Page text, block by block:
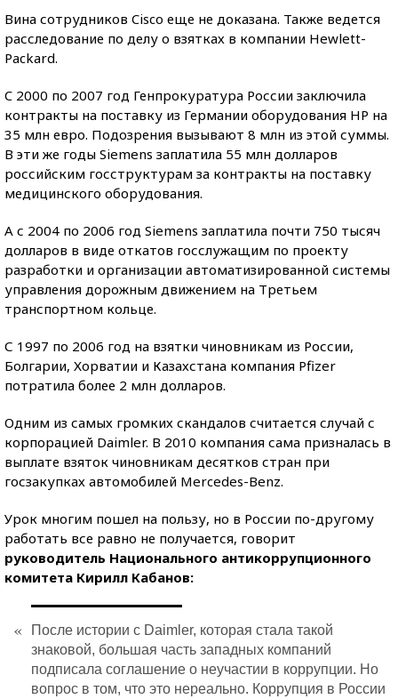
Вина сотрудников Cisco еще не доказана. Также ведется
расследование по делу о взятках в компании Hewlett-
Packard.
C 2000 по 2007 год Генпрокуратура России заключила
контракты на поставку из Германии оборудования HP на
35 млн евро. Подозрения вызывают 8 млн из этой суммы.
В эти же годы Siemens заплатила 55 млн долларов
российским госструктурам за контракты на поставку
медицинского оборудования.
А с 2004 по 2006 год Siemens заплатила почти 750 тысяч
долларов в виде откатов госслужащим по проекту
разработки и организации автоматизированной системы
управления дорожным движением на Третьем
транспортном кольце.
С 1997 по 2006 год на взятки чиновникам из России,
Болгарии, Хорватии и Казахстана компания Pfizer
потратила более 2 млн долларов.
Одним из самых громких скандалов считается случай с
корпорацией Daimler. В 2010 компания сама призналась в
выплате взяток чиновникам десятков стран при
госзакупках автомобилей Mercedes-Benz.
Урок многим пошел на пользу, но в России по-другому
работать все равно не получается, говорит
руководитель Национального антикоррупционного
комитета Кирилл Кабанов:
«
После истории с Daimler, которая стала такой
знаковой, большая часть западных компаний
подписала соглашение о неучастии в коррупции. Но
вопрос в том, что это нереально. Коррупция в России